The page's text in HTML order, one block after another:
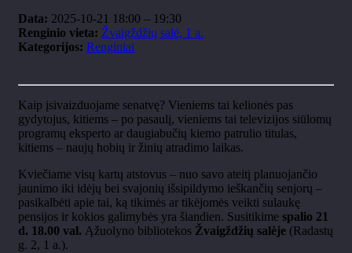
Data: 2025-10-21 18:00 – 19:30
Renginio vieta: Žvaigždžių salė, 1 a.
Kategorijos: Renginiai
Kaip įsivaizduojame senatvę? Vieniems tai kelionės pas
gydytojus, kitiems – po pasaulį, vieniems tai televizijos siūlomų
programų eksperto ar daugiabučių kiemo patrulio titulas,
kitiems – naujų hobių ir žinių atradimo laikas.
Kviečiame visų kartų atstovus – nuo savo ateitį planuojančio
jaunimo iki idėjų bei svajonių išsipildymo ieškančių senjorų –
pasikalbėti apie tai, ką tikimės ar tikėjomės veikti sulaukę
pensijos ir kokios galimybės yra šiandien. Susitikime spalio 21
d. 18.00 val. Ąžuolyno bibliotekos Žvaigždžių salėje (Radastų
g. 2, 1 a.).